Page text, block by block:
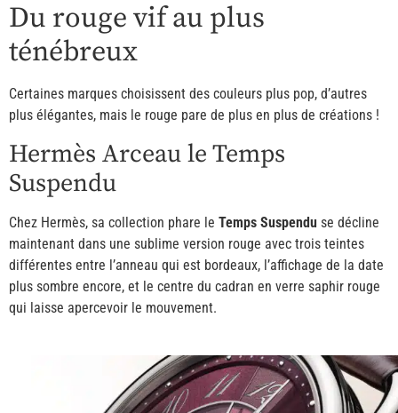
Du rouge vif au plus
ténébreux
Certaines marques choisissent des couleurs plus pop, d’autres
plus élégantes, mais le rouge pare de plus en plus de créations !
Hermès Arceau le Temps
Suspendu
Chez Hermès, sa collection phare le Temps Suspendu se décline
maintenant dans une sublime version rouge avec trois teintes
différentes entre l’anneau qui est bordeaux, l’affichage de la date
plus sombre encore, et le centre du cadran en verre saphir rouge
qui laisse apercevoir le mouvement.